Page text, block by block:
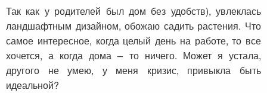
Так как у родителей был дом без удобств), увлеклась
ландшафтным дизайном, обожаю садить растения. Что
самое интересное, когда целый день на работе, то все
хочется, а когда дома – то ничего. Может я устала,
другого не умею, у меня кризис, привыкла быть
идеальной?